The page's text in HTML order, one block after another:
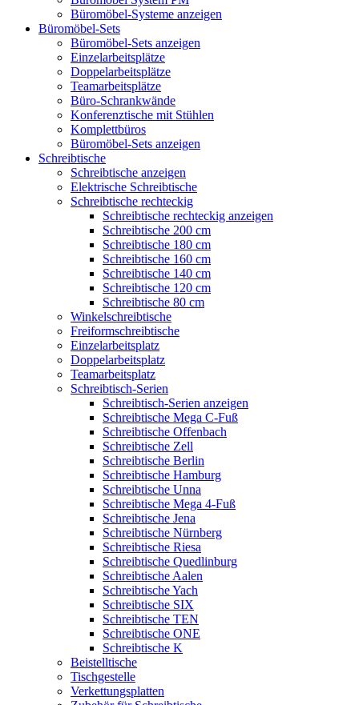
Büromöbel-Systeme anzeigen
Büromöbel-Sets
Büromöbel-Sets anzeigen
Einzelarbeitsplätze
Doppelarbeitsplätze
Teamarbeitsplätze
Büro-Schrankwände
Konferenztische mit Stühlen
Komplettbüros
Büromöbel-Sets anzeigen
Schreibtische
Schreibtische anzeigen
Elektrische Schreibtische
Schreibtische rechteckig
Schreibtische rechteckig anzeigen
Schreibtische 200 cm
Schreibtische 180 cm
Schreibtische 160 cm
Schreibtische 140 cm
Schreibtische 120 cm
Schreibtische 80 cm
Winkelschreibtische
Freiformschreibtische
Einzelarbeitsplatz
Doppelarbeitsplatz
Teamarbeitsplatz
Schreibtisch-Serien
Schreibtisch-Serien anzeigen
Schreibtische Mega C-Fuß
Schreibtische Offenbach
Schreibtische Zell
Schreibtische Berlin
Schreibtische Hamburg
Schreibtische Unna
Schreibtische Mega 4-Fuß
Schreibtische Jena
Schreibtische Nürnberg
Schreibtische Riesa
Schreibtische Quedlinburg
Schreibtische Aalen
Schreibtische Yach
Schreibtische SIX
Schreibtische TEN
Schreibtische ONE
Schreibtische K
Beistelltische
Tischgestelle
Verkettungsplatten